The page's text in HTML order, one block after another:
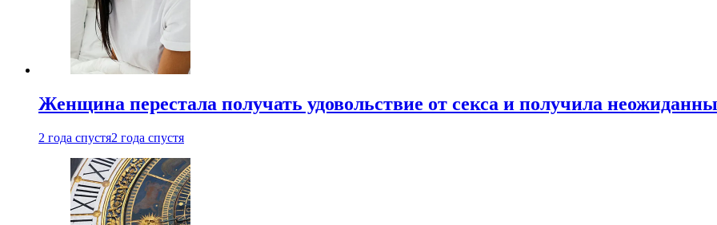
Женщина перестала получать удовольствие от секса и получила
2 года спустя2 года спустя